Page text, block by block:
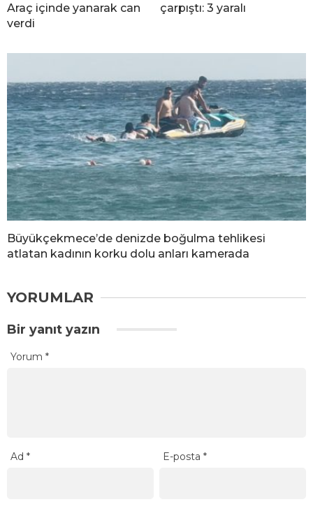
Araç içinde yanarak can
verdi
çarpıştı: 3 yaralı
Büyükçekmece’de denizde boğulma tehlikesi
atlatan kadının korku dolu anları kamerada
YORUMLAR
Bir yanıt yazın
Yorum *
Ad * E-posta*